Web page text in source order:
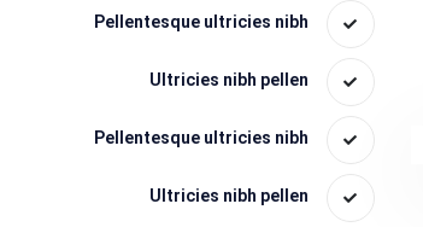
Pellentesque ultricies nibh
Ultricies nibh pellen
Pellentesque ultricies nibh
Ultricies nibh pellen